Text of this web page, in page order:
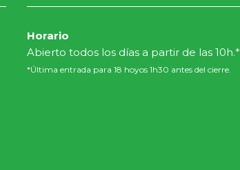
Horario
Abierto todos los días a partir de las 10h.*
*Última entrada para 18 hoyos 1h30 antes del cierre.